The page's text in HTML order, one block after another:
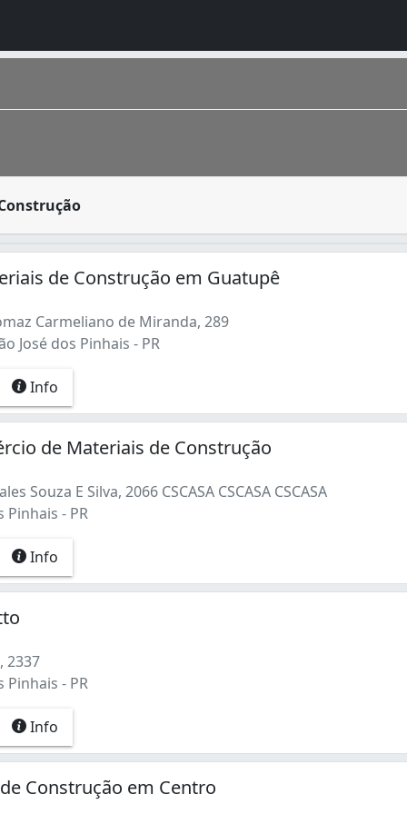
É o terceiro pólo automotivo do País, abrigando
de Construção em Guatupê
Carmeliano de Miranda, 289
José dos Pinhais - PR
Info
de Materiais de Construção
Souza E Silva, 2066 CSCASA CSCASA CSCASA
Pinhais - PR
Info
2337
Pinhais - PR
Info
Construção em Centro